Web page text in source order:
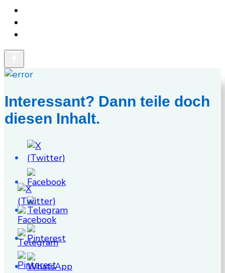
Interessant? Dann teile doch
diesen Inhalt.